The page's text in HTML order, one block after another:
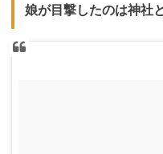
娘が目撃したのは神社